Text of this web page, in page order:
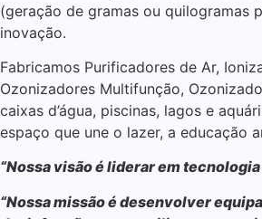
(geração de gramas ou quilogramas
inovação.
Fabricamos Purificadores de Ar,
Ozonizadores Multifunção,
caixas d’água, piscinas, lagos e
espaço que une o lazer, a educação
“Nossa visão é liderar em
“Nossa missão é desenvolver